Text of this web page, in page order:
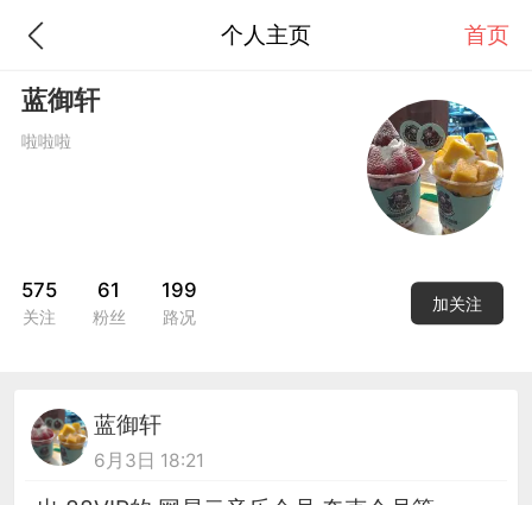
个人主页 首页
蓝御轩
啦啦啦
575
关注
61
粉丝
199
路况
加关注
蓝御轩
6月3日 18:21